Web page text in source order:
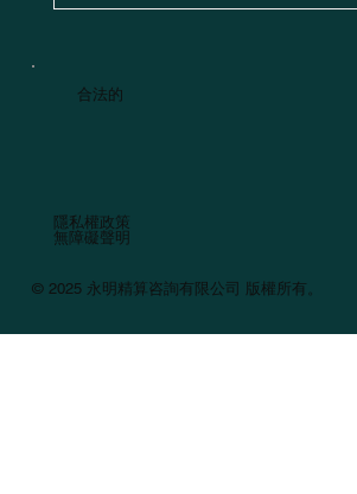
合法的
隱私權政策
無障礙聲明
© 2025 永明精算咨詢有限公司 版權所有。